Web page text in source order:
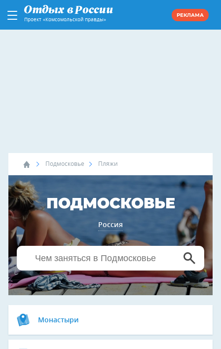
Проект «Комсомольской правды»
РЕКЛАМА
Подмосковье Пляжи
ПОДМОСКОВЬЕ
Россия
Монастыри